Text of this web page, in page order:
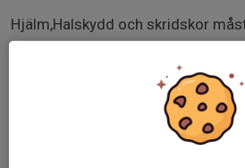
Hjälm,Halskydd och skridskor
Vi rekomenderar fullutrustning